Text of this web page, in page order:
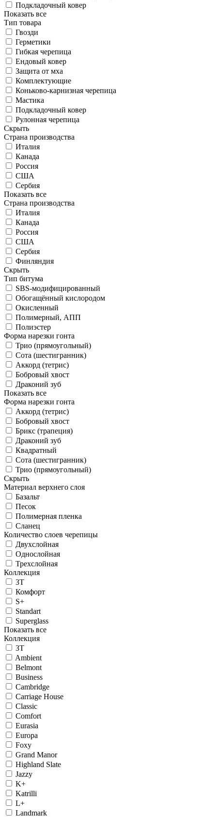
Подкладочный ковер
Показать все
Тип товара
Гвозди
Герметики
Гибкая черепица
Ендовый ковер
Защита от мха
Комплектующие
Коньково-карнизная черепица
Мастика
Подкладочный ковер
Рулонная черепица
Скрыть
Страна производства
Италия
Канада
Россия
США
Сербия
Показать все
Страна производства
Италия
Канада
Россия
США
Сербия
Финляндия
Скрыть
Тип битума
SBS-модифицированный
Обогащённый кислородом
Окисленный
Полимерный, АПП
Полиэстер
Форма нарезки гонта
Трио (прямоугольный)
Сота (шестигранник)
Аккорд (тетрис)
Бобровый хвост
Драконий зуб
Показать все
Форма нарезки гонта
Аккорд (тетрис)
Бобровый хвост
Брикс (трапеция)
Драконий зуб
Квадратный
Сота (шестигранник)
Трио (прямоугольный)
Скрыть
Материал верхнего слоя
Базальт
Песок
Полимерная пленка
Сланец
Количество слоев черепицы
Двухслойная
Однослойная
Трехслойная
Коллекция
3T
Комфорт
S+
Standart
Superglass
Показать все
Коллекция
3T
Ambient
Belmont
Business
Cambridge
Carriage House
Classic
Comfort
Eurasia
Europa
Foxy
Grand Manor
Highland Slate
Jazzy
K+
Katrilli
L+
Landmark